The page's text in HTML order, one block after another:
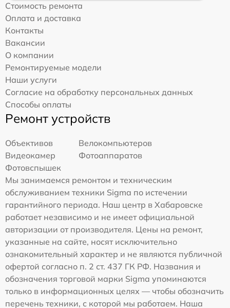
Стоимость ремонта
Оплата и доставка
Контакты
Вакансии
О компании
Ремонтируемые модели
Наши услуги
Согласие на обработку персональных данных
Способы оплаты
Ремонт устройств
Объективов
Велокомпьютеров
Видеокамер
Фотоаппаратов
Фотовспышек
Мы занимаемся ремонтом и техническим
обслуживанием техники Sigma по истечении
гарантийного периода. Наш центр в Хабаровске
работает независимо и не имеет официальной
авторизации от производителя. Цены на ремонт,
указанные на сайте, носят исключительно
ознакомительный характер и не являются публичной
офертой согласно п. 2 ст. 437 ГК РФ. Названия и
обозначения торговой марки Sigma упоминаются
только в информационных целях — чтобы обозначить
перечень техники, с которой мы работаем. Наша